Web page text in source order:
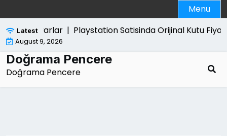
to
content
Menu
LatestZararlar | Playstation Satisinda Orijinal Kutu
August 9, 2026
Doğrama Pencere
Doğrama Pencere